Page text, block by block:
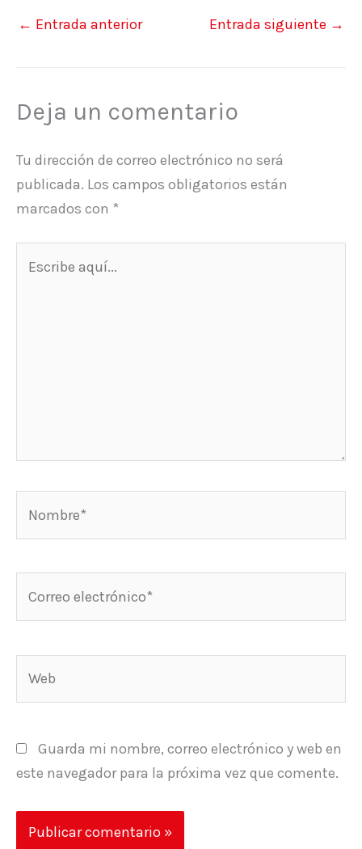
← Entrada anterior Entrada siguiente →
Deja un comentario
Tu dirección de correo electrónico no será
publicada. Los campos obligatorios están
marcados con *
Guarda mi nombre, correo electrónico y web en
este navegador para la próxima vez que comente.